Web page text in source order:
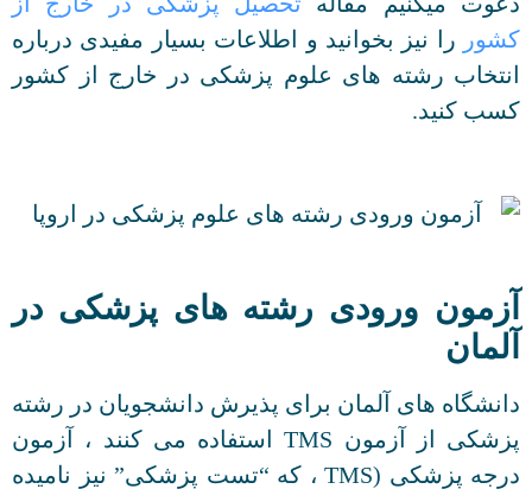
کشور را نیز بخوانید و اطلاعات بسیار مفیدی درباره
انتخاب رشته های علوم پزشکی در خارج از کشور
کسب کنید.
آزمون ورودی رشته های پزشکی در
آلمان
دانشگاه های آلمان برای پذیرش دانشجویان در رشته
پزشکی از آزمون TMS استفاده می کنند ، آزمون
درجه پزشکی (TMS ، که “تست پزشکی” نیز نامیده